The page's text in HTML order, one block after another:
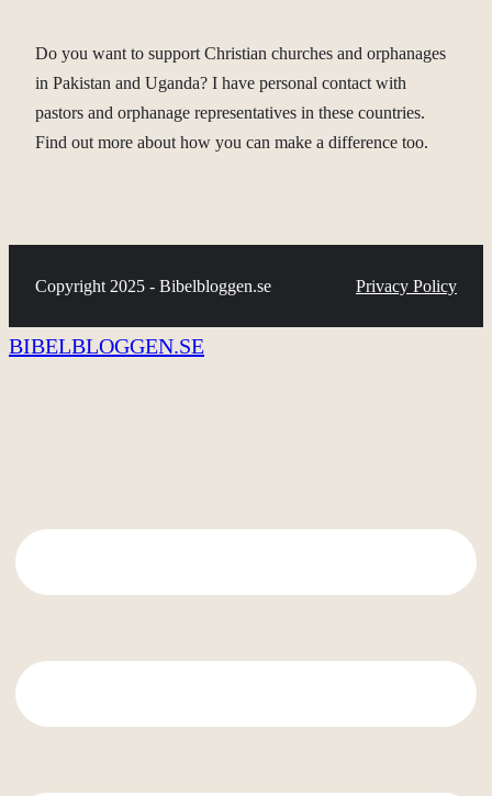
Do you want to support Christian churches and orphanages
in Pakistan and Uganda? I have personal contact with
pastors and orphanage representatives in these countries.
Find out more about how you can make a difference too.
Copyright 2025 - Bibelbloggen.se Privacy Policy
BIBELBLOGGEN.SE